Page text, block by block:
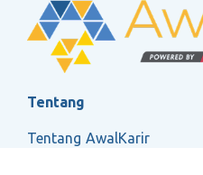
Tentang
Tentang AwalKarir